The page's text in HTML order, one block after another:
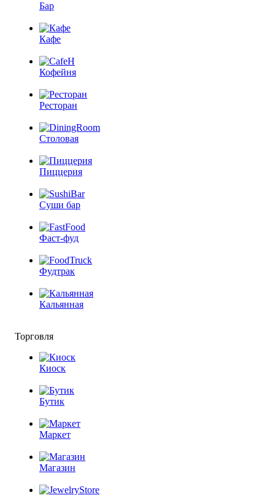
Бар
Кафе
Кофейня
Ресторан
Столовая
Пиццерия
Суши бар
Фаст-фуд
Фудтрак
Кальянная
Торговля
Киоск
Бутик
Маркет
Магазин